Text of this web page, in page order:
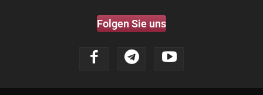
Folgen Sie uns